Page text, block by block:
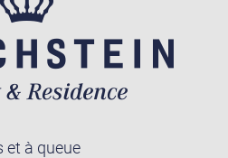
et à queue